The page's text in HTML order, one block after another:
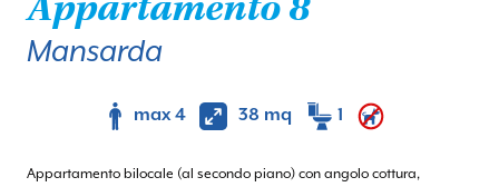
Mansarda
max 4 38 mq 1
Appartamento bilocale (al secondo piano) con angolo cottura,